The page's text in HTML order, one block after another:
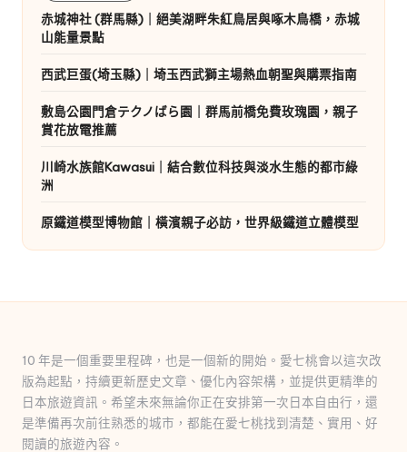
赤城神社 (群馬縣)｜絕美湖畔朱紅鳥居與啄木鳥橋，赤城
山能量景點
西武巨蛋(埼玉縣)｜埼玉西武獅主場熱血朝聖與購票指南
敷島公園門倉テクノばら園｜群馬前橋免費玫瑰園，親子
賞花放電推薦
川崎水族館Kawasui｜結合數位科技與淡水生態的都市綠
洲
原鐵道模型博物館｜橫濱親子必訪，世界級鐵道立體模型
10 年是一個重要里程碑，也是一個新的開始。愛七桃會以這次改
版為起點，持續更新歷史文章、優化內容架構，並提供更精準的
日本旅遊資訊。希望未來無論你正在安排第一次日本自由行，還
是準備再次前往熟悉的城市，都能在愛七桃找到清楚、實用、好
閱讀的旅遊內容。